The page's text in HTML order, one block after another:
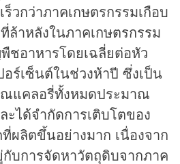
วกว่าภาคเกษตรกรรมเกือบ
ล้าหลังในภาคเกษตรกรรม
ชอาหารโดยเฉลี่ยต่อหัว
อร์เซ็นต์ในช่วงห้าปี ซึ่งเป็น
แคลอรี่ทั้งหมดประมาณ
ะได้จำกัดการเติบโตของ
ผลิตขึ้นอย่างมาก เนื่องจาก
บการจัดหาวัตถุดิบจากภาค